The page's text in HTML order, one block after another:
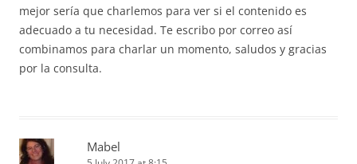
mejor sería que charlemos para ver si el contenido es
adecuado a tu necesidad. Te escribo por correo así
combinamos para charlar un momento, saludos y gracias
por la consulta.
Mabel